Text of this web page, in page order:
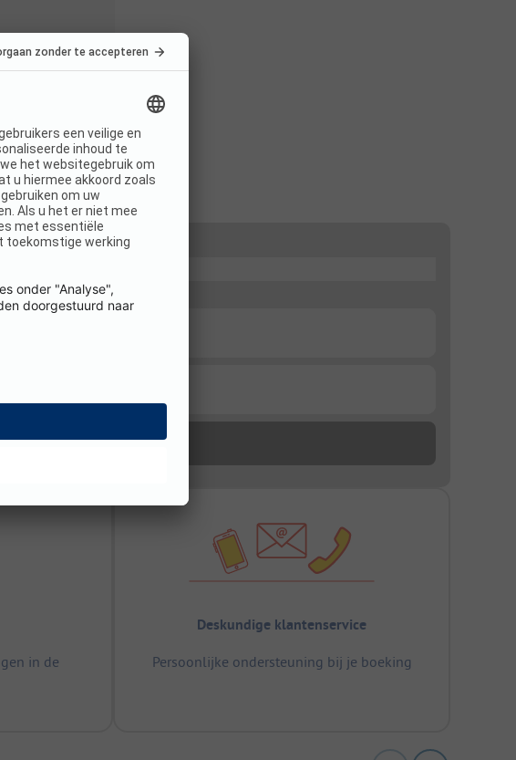
in de
Deskundige klantenservice
Persoonlijke ondersteuning bij je boeking